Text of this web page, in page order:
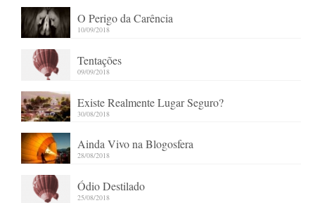
O Perigo da Carência
10/09/2018
Tentações
09/09/2018
Existe Realmente Lugar Seguro?
30/08/2018
Ainda Vivo na Blogosfera
28/08/2018
Ódio Destilado
25/08/2018